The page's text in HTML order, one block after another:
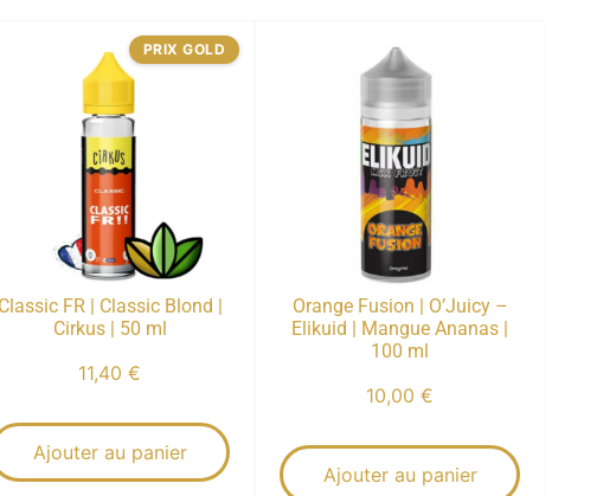
Classic FR | Classic Blond |
Cirkus | 50 ml
11,40€
Ajouter au panier
PRIX GOLD
Orange Fusion | O’Juicy –
Elikuid | Mangue Ananas |
100 ml
10,00€
Ajouter au panier